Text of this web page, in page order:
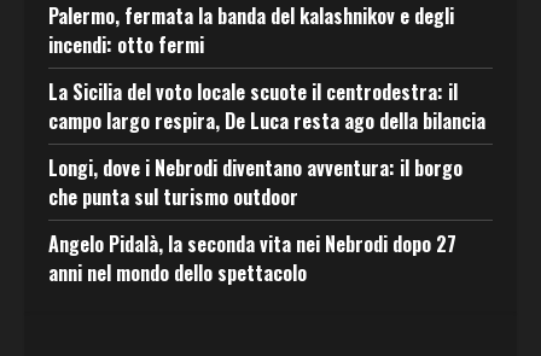
Palermo, fermata la banda del kalashnikov e degli
incendi: otto fermi
La Sicilia del voto locale scuote il centrodestra: il
campo largo respira, De Luca resta ago della bilancia
Longi, dove i Nebrodi diventano avventura: il borgo
che punta sul turismo outdoor
Angelo Pidalà, la seconda vita nei Nebrodi dopo 27
anni nel mondo dello spettacolo